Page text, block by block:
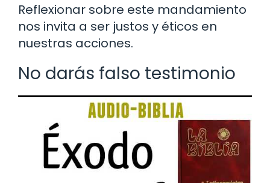
Reflexionar sobre este mandamiento
nos invita a ser justos y éticos en
nuestras acciones.
No darás falso testimonio